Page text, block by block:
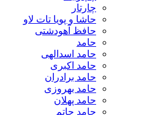
چارتار
حاشا و پویا تات لاو
حافظ آهودشتی
حامد
حامد اسدالهی
حامد اکبری
حامد برادران
حامد بهروزی
حامد پهلان
حامد حاتم